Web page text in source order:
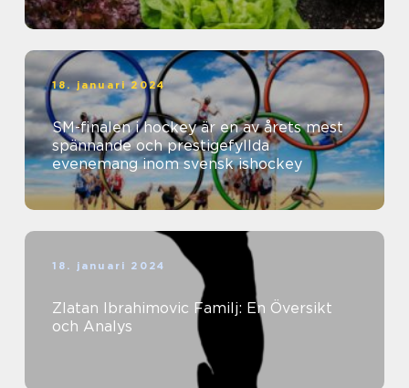
18. januari 2024
SM-finalen i hockey är en av årets mest
spännande och prestigefyllda
evenemang inom svensk ishockey
18. januari 2024
Zlatan Ibrahimovic Familj: En Översikt
och Analys